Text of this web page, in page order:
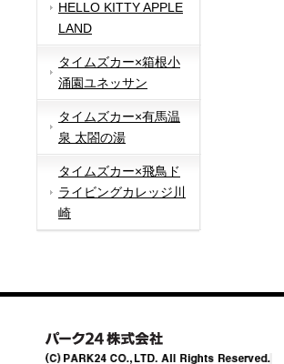
HELLO KITTY APPLE
LAND
タイムズカー×箱根小
涌園ユネッサン
タイムズカー×有馬温
泉 太閤の湯
タイムズカー×飛鳥ド
ライビングカレッジ川
崎